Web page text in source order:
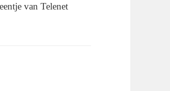
van Telenet